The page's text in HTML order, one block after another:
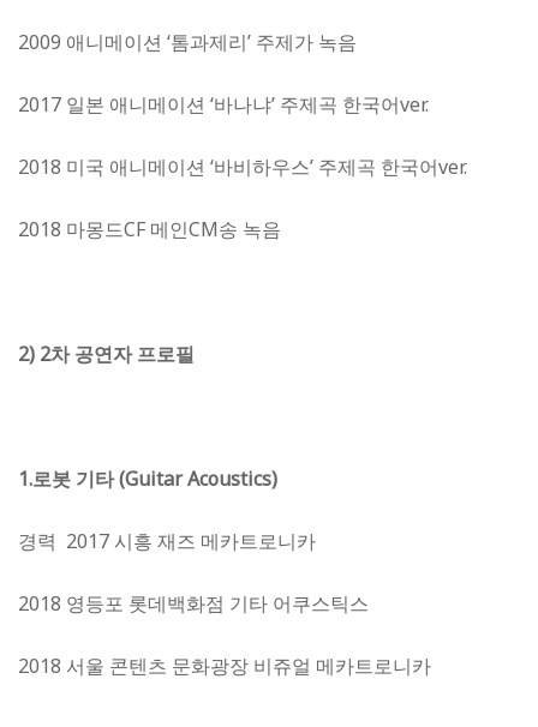
2009 애니메이션 ‘톰과제리’ 주제가 녹음
2017 일본 애니메이션 ‘바나냐’ 주제곡 한국어ver.
2018 미국 애니메이션 ‘바비하우스’ 주제곡 한국어ver.
2018 마몽드CF 메인CM송 녹음
2) 2차 공연자 프로필
1.로봇 기타 (Guitar Acoustics)
경력 2017 시흥 재즈 메카트로니카
2018 영등포 롯데백화점 기타 어쿠스틱스
2018 서울 콘텐츠 문화광장 비쥬얼 메카트로니카